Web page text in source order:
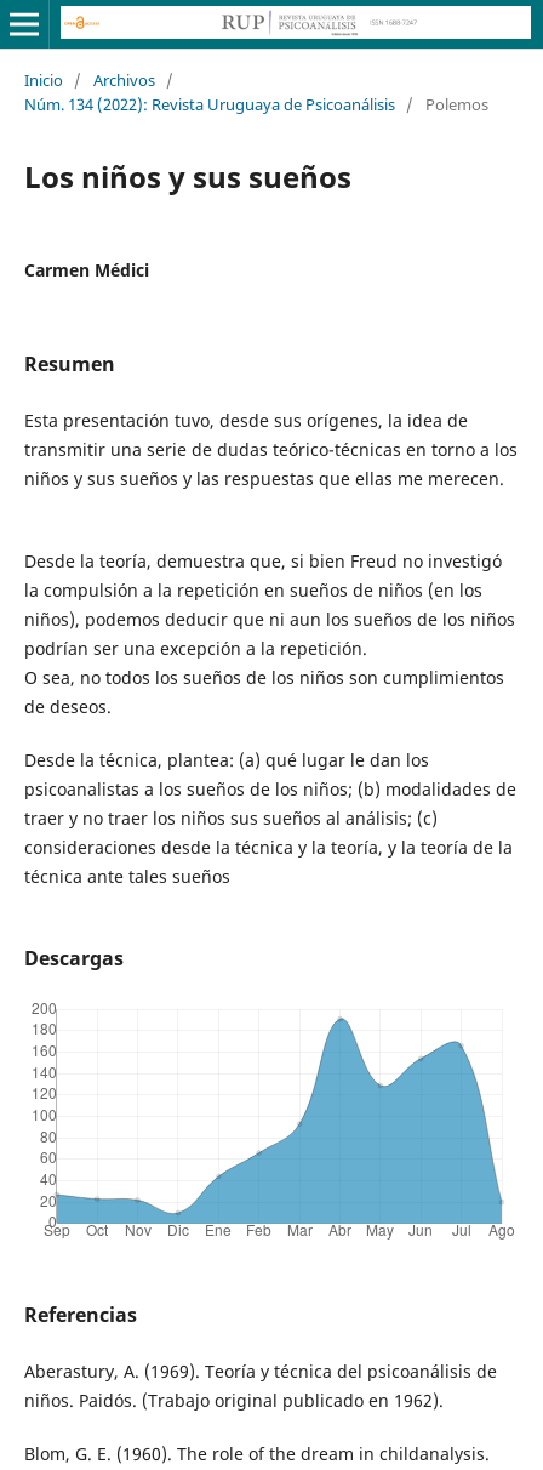
Inicio / Archivos /
Núm. 134 (2022): Revista Uruguaya de Psicoanálisis / Polemos
Los niños y sus sueños
Carmen Médici
Resumen
Esta presentación tuvo, desde sus orígenes, la idea de
transmitir una serie de dudas teórico-técnicas en torno a los
niños y sus sueños y las respuestas que ellas me merecen.
Desde la teoría, demuestra que, si bien Freud no investigó
la compulsión a la repetición en sueños de niños (en los
niños), podemos deducir que ni aun los sueños de los niños
podrían ser una excepción a la repetición.
O sea, no todos los sueños de los niños son cumplimientos
de deseos.
Desde la técnica, plantea: (a) qué lugar le dan los
psicoanalistas a los sueños de los niños; (b) modalidades de
traer y no traer los niños sus sueños al análisis; (c)
consideraciones desde la técnica y la teoría, y la teoría de la
técnica ante tales sueños
Descargas
Referencias
Aberastury, A. (1969). Teoría y técnica del psicoanálisis de
niños. Paidós. (Trabajo original publicado en 1962).
Blom, G. E. (1960). The role of the dream in childanalysis.